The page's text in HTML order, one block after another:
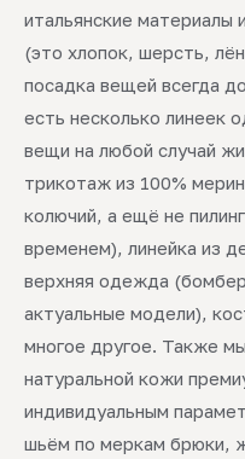
итальянские материалы
(это хлопок, шерсть,
посадка вещей всегда
есть несколько линеек
вещи на любой случай
трикотаж из 100%
колючий, а ещё не
временем), линейка из
верхняя одежда
актуальные модели),
многое другое. Также
натуральной кожи
индивидуальным
шьём по меркам брюки,